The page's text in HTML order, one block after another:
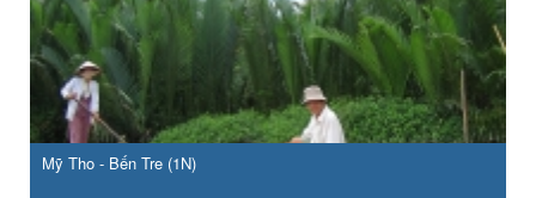
Mỹ Tho - Bến Tre (1N)